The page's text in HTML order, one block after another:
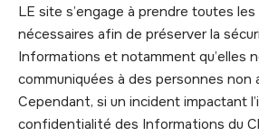
LE site s’engage à prendre toutes
nécessaires afin de préserver la
Informations et notamment qu’elles
communiquées à des personnes non
Cependant, si un incident impactant
confidentialité des Informations du